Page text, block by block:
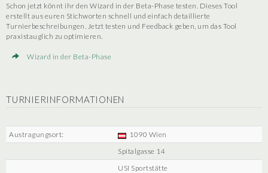
Schon jetzt könnt ihr den Wizard in der Beta-Phase testen. Dieses Tool
erstellt aus euren Stichworten schnell und einfach detaillierte
Turnierbeschreibungen. Jetzt testen und Feedback geben, um das Tool
praxistauglich zu optimieren.
Wizard in der Beta-Phase
TURNIERINFORMATIONEN
Austragungsort:
1090 Wien
Spitalgasse 14
USI Sportstätte